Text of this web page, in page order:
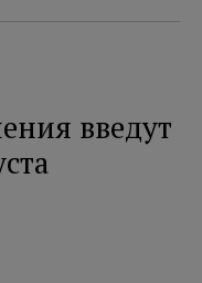
введут